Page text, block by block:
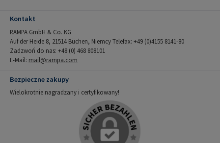
Kontakt
RAMPA GmbH & Co. KG
Auf der Heide 8, 21514 Büchen, Niemcy Telefax: +49 (0)4155 8141-80
Zadzwoń do nas: +48 (0) 468 808101
E-Mail: mail@rampa.com
Bezpieczne zakupy
Wielokrotnie nagradzany i certyfikowany!